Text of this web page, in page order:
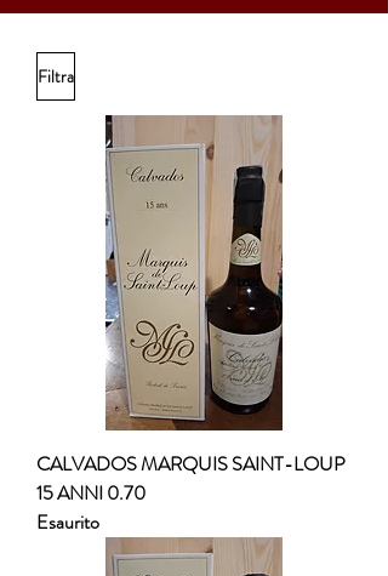
Filtra
CALVADOS MARQUIS SAINT-LOUP
15 ANNI 0.70
Esaurito